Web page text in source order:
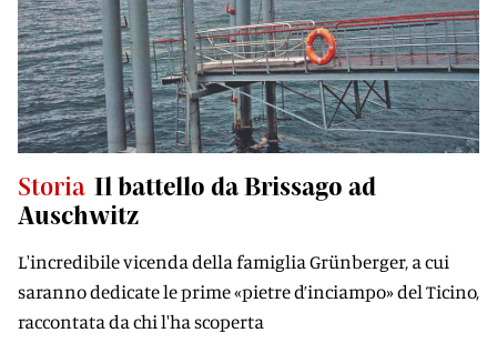
Storia Il battello da Brissago ad
Auschwitz
L'incredibile vicenda della famiglia Grünberger, a cui
saranno dedicate le prime «pietre d’inciampo» del Ticino,
raccontata da chi l'ha scoperta